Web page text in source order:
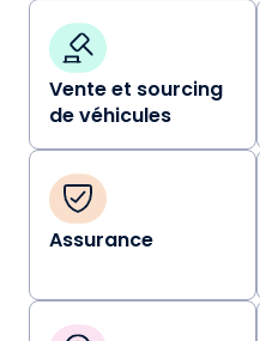
Vente et sourcing
de véhicules
Assurance